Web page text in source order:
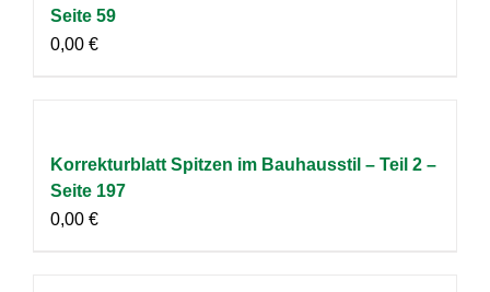
Seite 59
0,00 €
Korrekturblatt Spitzen im Bauhausstil – Teil 2 –
Seite 197
0,00 €